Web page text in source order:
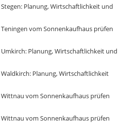
Planung, Wirtschaftlichkeit und
vom Sonnenkaufhaus prüfen
Planung, Wirtschaftlichkeit und
Planung, Wirtschaftlichkeit
vom Sonnenkaufhaus prüfen
vom Sonnenkaufhaus prüfen